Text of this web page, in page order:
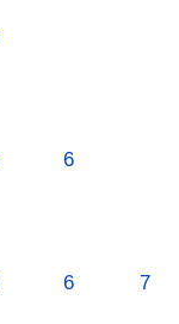
6
6 7